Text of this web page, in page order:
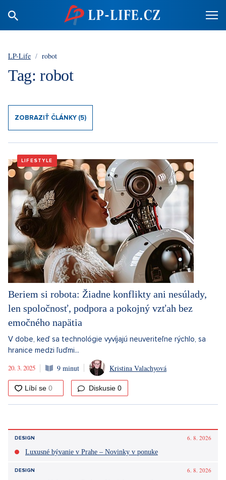
LP-Life / robot
Tag: robot
ZOBRAZIŤ ČLÁNKY (5)
LIFESTYLE
Beriem si robota: Žiadne konflikty ani nesúlady,
len spoločnosť, podpora a pokojný vzťah bez
emočného napätia
V dobe, keď sa technológie vyvíjajú neuveriteľne rýchlo, sa
hranice medzi ľuďmi...
20. 3. 2025
9 minut Kristina Valachyová
Diskusie 0
DESIGN
6. 8. 2026
Luxusné bývanie v Prahe – Novinky v ponuke
DESIGN
6. 8. 2026